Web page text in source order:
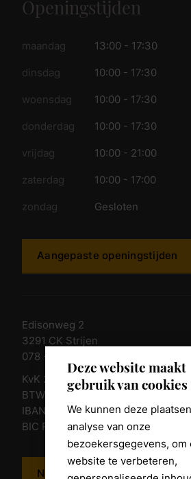
Deze website maakt
gebruik van cookies
We kunnen deze
analyse van onze
bezoekersgegevens, om
website te verbeteren,
Openingstijden
maandag 13:00 - 17:30
dinsdag 10:00 - 17:30
woensdag 10:00 - 17:30
donderdag 10:00 - 17:30
vrijdag 10:00 - 21:00
zaterdag 10:00 - 17:00
zondag Gesloten
Aangepaste openingstijden
Edisonweg 2
3291 CK Strijen
078 - 674 84 85
KvK 23011135
BTW nr. NL 805098938.B.01
IBAN NL10 RABO 0361 8039 58
BIC RABONL2U
Neem contact op